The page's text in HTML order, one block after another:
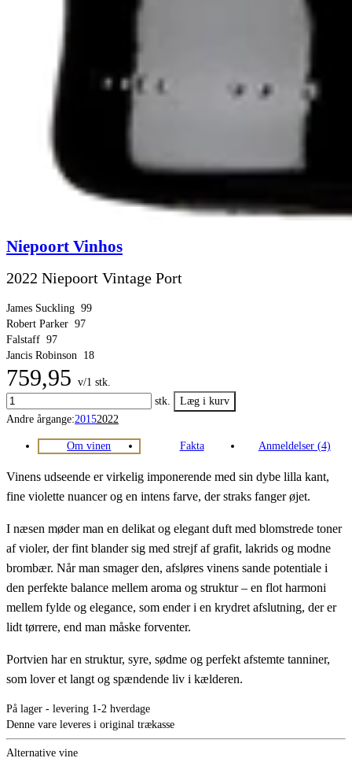
Niepoort Vinhos
2022 Niepoort Vintage Port
James Suckling 99
Robert Parker 97
Falstaff 97
Jancis Robinson 18
759,95 v/1 stk.
stk.
Andre årgange:20152022
Om vinen Fakta Anmeldelser (4)
Vinens udseende er virkelig imponerende med sin dybe lilla kant,
fine violette nuancer og en intens farve, der straks fanger øjet.
I næsen møder man en delikat og elegant duft med blomstrede toner
af violer, der fint blander sig med strejf af grafit, lakrids og modne
brombær. Når man smager den, afsløres vinens sande potentiale i
den perfekte balance mellem aroma og struktur – en flot harmoni
mellem fylde og elegance, som ender i en krydret afslutning, der er
lidt tørrere, end man måske forventer.
Portvien har en struktur, syre, sødme og perfekt afstemte tanniner,
som lover et langt og spændende liv i kælderen.
På lager - levering 1-2 hverdage
Denne vare leveres i original trækasse
Alternative vine